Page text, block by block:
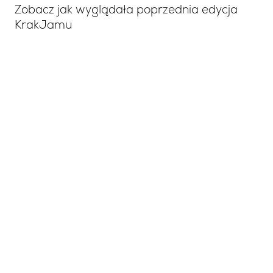
Zobacz jak wyglądała poprzednia edycja
KrakJamu